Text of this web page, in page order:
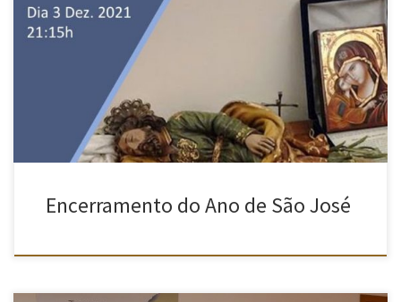
No âmbito do encerramento do ano de São José, irá realizar-se,
no dia 3 de dezembro, no Centro Paroquial de Albergaria-a-Velha
um encontro com o tema “Sonho de São José” que contará com
a presença do Padre Franclim Pacheco e do Professor Daniel Silva.
No dia 8 de dezembro pelas […]
Encerramento do Ano de São José